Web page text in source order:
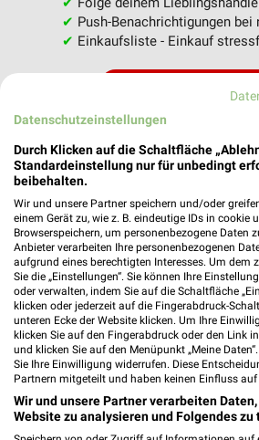
✔ Push-Benachrichtigungen bei
✔ Einkaufsliste - Einkauf
Filialen in der Umgebung
3 Filialen
Combi Verbrauchermarkt
Klausener-Str
Erich-Klausener-Straße 1
33014 Bad Driburg
Heute 08:00 - 21:00 Uhr |
5,17 km
Datenschutzeinstellungen
Durch Klicken auf die Schaltfläche
Standardeinstellung nur für unbedingt
beibehalten.
Wir und unsere Partner speichern und/oder
einem Gerät zu, wie z. B. eindeutige IDs in cookie
Browserspeichern, um personenbezogene Daten
Anbieter verarbeiten Ihre personenbezogenen
aufgrund eines berechtigten Interesses. Um dem
Sie die „Einstellungen“. Sie können Ihre
oder verwalten, indem Sie auf die Schaltfläche
klicken oder jederzeit auf die Fingerabdruck-
unteren Ecke der Website klicken. Um Ihre
klicken Sie auf den Fingerabdruck oder den Link
und klicken Sie auf den Menüpunkt „Meine
Sie Ihre Einwilligung widerrufen. Diese
Partnern mitgeteilt und haben keinen Einfluss auf
Wir und unsere Partner verarbeiten
Website zu analysieren und Folgendes zu